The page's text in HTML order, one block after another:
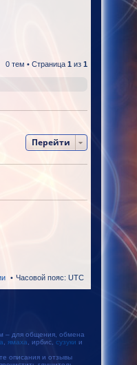
0 тем • Страница 1 из 1
Перейти
Часовой пояс: UTC
– для общения, обмена
ямаха , ирбис, сузуки и
описания и отзывы